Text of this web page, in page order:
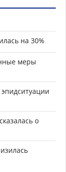
на 30%
меры
о